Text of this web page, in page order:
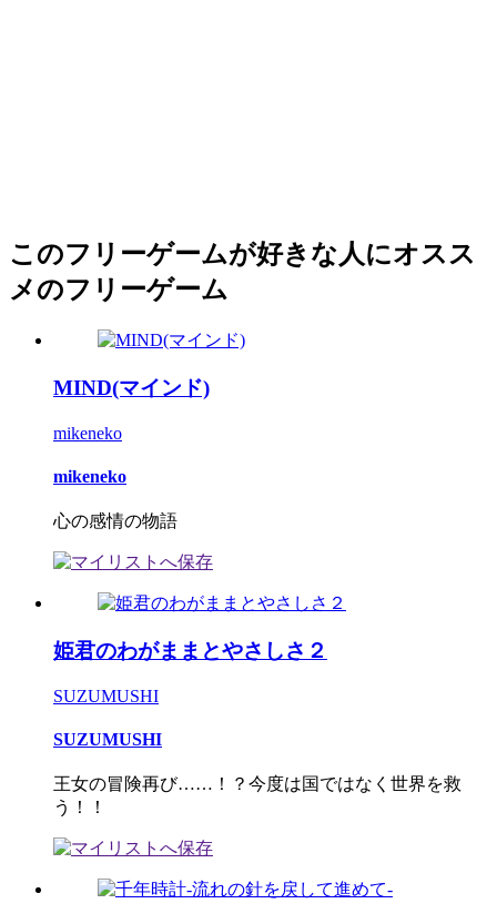
このフリーゲームが好きな人にオスス
メのフリーゲーム
MIND(マインド)
mikeneko
mikeneko
心の感情の物語
姫君のわがままとやさしさ２
SUZUMUSHI
SUZUMUSHI
王女の冒険再び……！？今度は国ではなく世界を救
う！！